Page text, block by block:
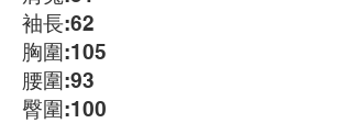
袖長:62
胸圍:105
腰圍:93
臀圍:100